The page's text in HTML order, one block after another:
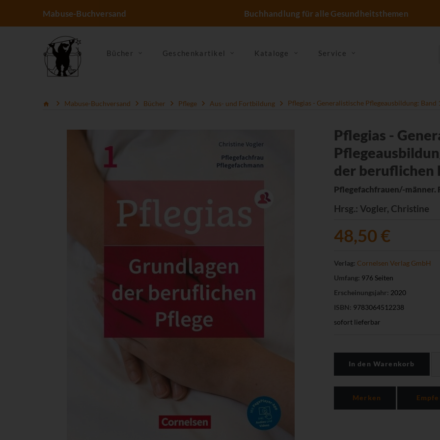
Mabuse-Buchversand Buchhandlung für alle Gesundheitsthemen
Bücher Geschenkartikel Kataloge Service
Mabuse-Buchversand Bücher Pflege Aus- und Fortbildung Pflegias - Generalistische Pflegeausbildung:
Pflegias -
der beruflichen
Pflegefachfrauen/-männer.
Hrsg.: Vogler, Christine
48,50 €
Verlag: Cornelsen Verlag GmbH
Umfang: 976 Seiten
Erscheinungsjahr: 2020
ISBN: 9783064512238
sofort lieferbar
In den Warenkorb
Merken